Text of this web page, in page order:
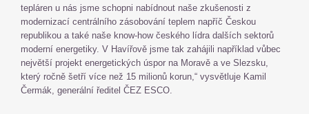
tepláren u nás jsme schopni nabídnout naše zkušenosti z
modernizací centrálního zásobování teplem napříč Českou
republikou a také naše know-how českého lídra dalších sektorů
moderní energetiky. V Havířově jsme tak zahájili například vůbec
největší projekt energetických úspor na Moravě a ve Slezsku,
který ročně šetří více než 15 milionů korun,“ vysvětluje Kamil
Čermák, generální ředitel ČEZ ESCO.